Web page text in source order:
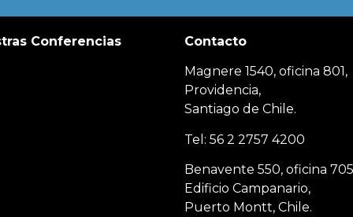
Conferencias Contacto
Magnere 1540, oficina 801,
Providencia,
Santiago de Chile.
Tel: 56 2 2757 4200
Benavente 550, oficina
Edificio Campanario,
Puerto Montt, Chile.